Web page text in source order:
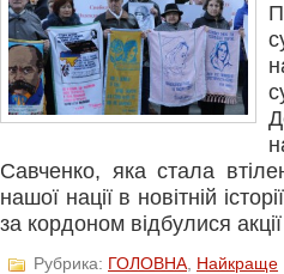
Савченко, яка стала
нашої нації в новітній
за кордоном відбулися
Рубрика: ГОЛОВНА Найкраще